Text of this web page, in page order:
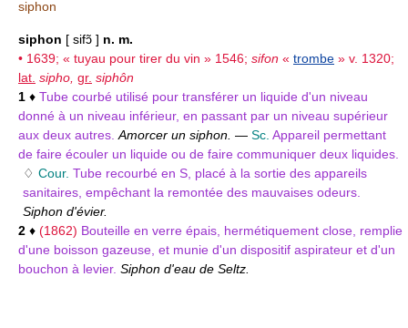
siphon
siphon [ sifɔ̃ ] n. m.
• 1639; « tuyau pour tirer du vin » 1546; sifon « trombe » v. 1320;
lat. sipho, gr. siphôn
1 ♦ Tube courbé utilisé pour transférer un liquide d'un niveau
donné à un niveau inférieur, en passant par un niveau supérieur
aux deux autres. Amorcer un siphon. — Sc. Appareil permettant
de faire écouler un liquide ou de faire communiquer deux liquides.
♢ Cour. Tube recourbé en S, placé à la sortie des appareils
sanitaires, empêchant la remontée des mauvaises odeurs.
Siphon d'évier.
2 ♦ (1862) Bouteille en verre épais, hermétiquement close, remplie
d'une boisson gazeuse, et munie d'un dispositif aspirateur et d'un
bouchon à levier. Siphon d'eau de Seltz.